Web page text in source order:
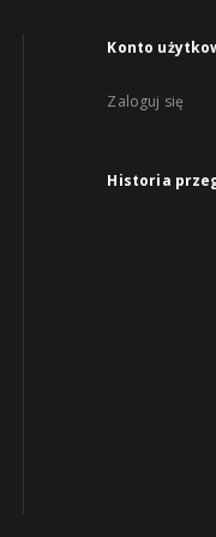
Konto
Zaloguj się
Historia